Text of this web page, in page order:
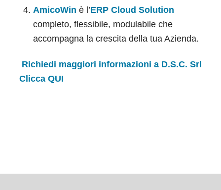
AmicoWin è l’ERP Cloud Solution
completo, flessibile, modulabile che
accompagna la crescita della tua Azienda.
Richiedi maggiori informazioni a D.S.C. Srl
Clicca QUI